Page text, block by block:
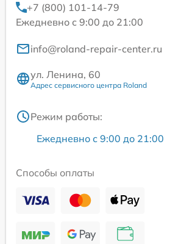
+7 (800) 101-14-79
Ежедневно с 9:00 до 21:00
info@roland-repair-center.ru
ул. Ленина, 60
Адрес сервисного центра Roland
Режим работы:
Ежедневно с 9:00 до 21:00
Способы оплаты